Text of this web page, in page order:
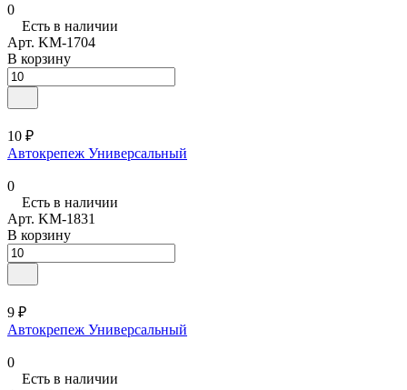
0
Есть в наличии
Арт. KM-1704
В корзину
10 ₽
Автокрепеж Универсальный
0
Есть в наличии
Арт. KM-1831
В корзину
9 ₽
Автокрепеж Универсальный
0
Есть в наличии